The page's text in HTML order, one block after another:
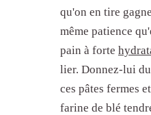
qu'on en tire
même patience
pain à forte
lier. Donnez-lui
ces pâtes fermes
farine de blé